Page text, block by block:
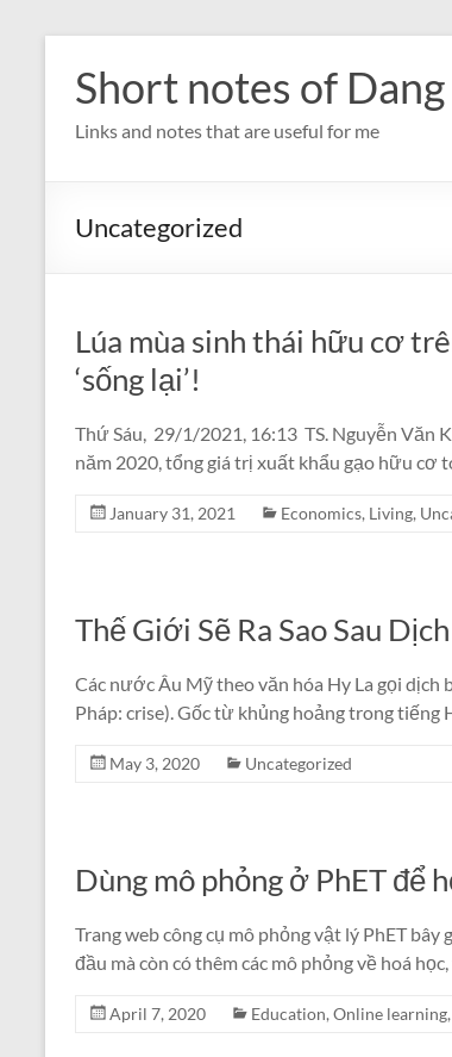
content
Short notes of Dang
Links and notes that are useful for me
Uncategorized
Lúa mùa sinh thái hữu cơ
‘sống lại’!
Thứ Sáu, 29/1/2021, 16:13 TS. Nguyễn Văn
năm 2020, tổng giá trị xuất khẩu gạo hữu cơ
January 31, 2021 Economics, Living,
Thế Giới Sẽ Ra Sao Sau
Các nước Âu Mỹ theo văn hóa Hy La gọi dịch
Pháp: crise). Gốc từ khủng hoảng trong tiếng
May 3, 2020 Uncategorized
Dùng mô phỏng ở PhET để
Trang web công cụ mô phỏng vật lý PhET
đầu mà còn có thêm các mô phỏng về hoá
April 7, 2020 Education, Online learning,